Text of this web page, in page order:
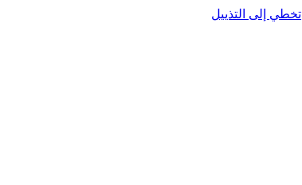
تخطي إلى التذييل